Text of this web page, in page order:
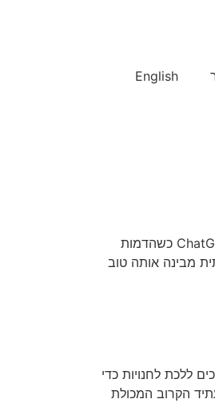
English
אז מה היה לנו בחודש האחרון? חתונה אמיתית עם ChatGPT . אישה בת 32 ביפן נישאה באופן רשמי לדמות בינה מלאכותית שיצרה באמצעות .ChatGPT כשהדמות
מבינה אותה טוב
ללכת לחנויות כדי
הקרוב המכולת